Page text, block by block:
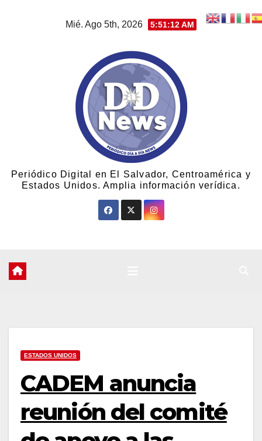
Mié. Ago 5th, 2026 5:51:13 AM
Periódico Digital en El Salvador, Centroamérica y
Estados Unidos. Amplia información verídica.
ESTADOS UNIDOS
CADEM anuncia
reunión del comité